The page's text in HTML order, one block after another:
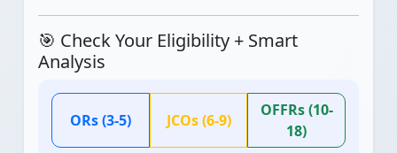
🎯 Check Your Eligibility + Smart
Analysis
ORs (3-5) JCOs (6-9)
OFFRs (10-
18)